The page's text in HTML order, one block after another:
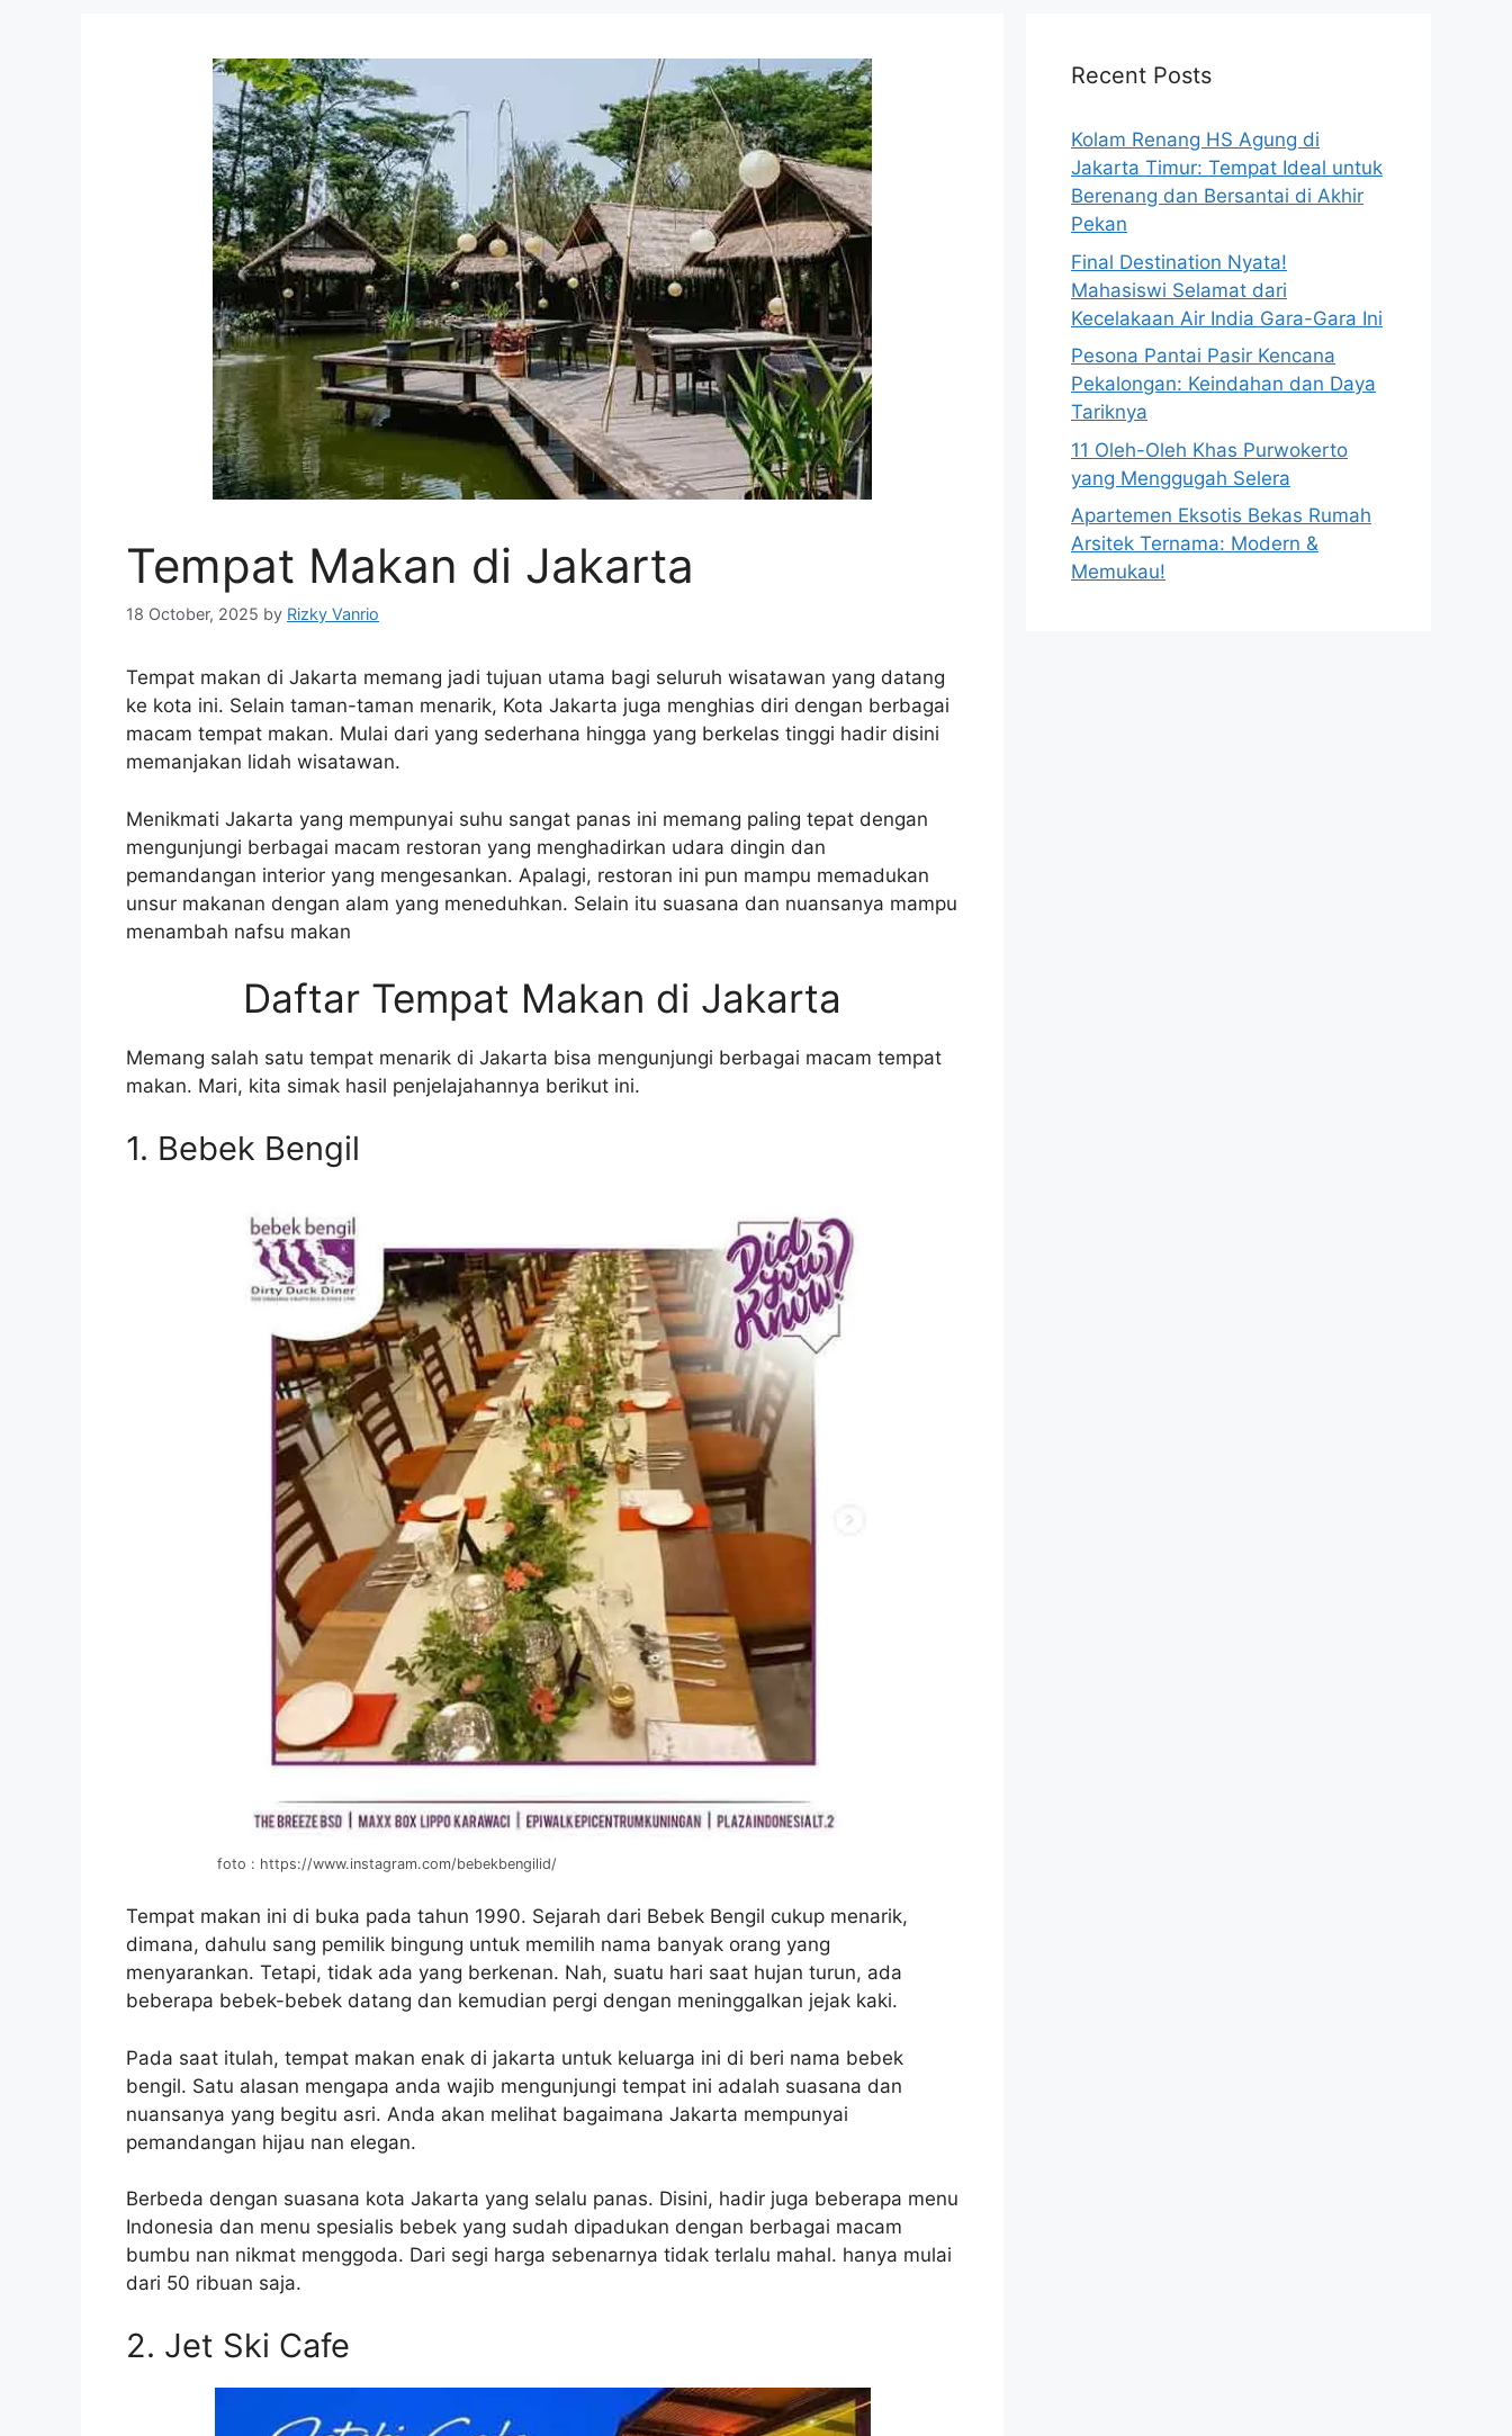
Tempat Makan di Jakarta
18 October, 2025 by Rizky Vanrio
Tempat makan di Jakarta memang jadi tujuan utama bagi seluruh wisatawan yang datang
ke kota ini. Selain taman-taman menarik, Kota Jakarta juga menghias diri dengan berbagai
macam tempat makan. Mulai dari yang sederhana hingga yang berkelas tinggi hadir disini
memanjakan lidah wisatawan.
Menikmati Jakarta yang mempunyai suhu sangat panas ini memang paling tepat dengan
mengunjungi berbagai macam restoran yang menghadirkan udara dingin dan
pemandangan interior yang mengesankan. Apalagi, restoran ini pun mampu memadukan
unsur makanan dengan alam yang meneduhkan. Selain itu suasana dan nuansanya mampu
menambah nafsu makan
Daftar Tempat Makan di Jakarta
Memang salah satu tempat menarik di Jakarta bisa mengunjungi berbagai macam tempat
makan. Mari, kita simak hasil penjelajahannya berikut ini.
1. Bebek Bengil
foto : https://www.instagram.com/bebekbengilid/
Tempat makan ini di buka pada tahun 1990. Sejarah dari Bebek Bengil cukup menarik,
dimana, dahulu sang pemilik bingung untuk memilih nama banyak orang yang
menyarankan. Tetapi, tidak ada yang berkenan. Nah, suatu hari saat hujan turun, ada
beberapa bebek-bebek datang dan kemudian pergi dengan meninggalkan jejak kaki.
Pada saat itulah, tempat makan enak di jakarta untuk keluarga ini di beri nama bebek
bengil. Satu alasan mengapa anda wajib mengunjungi tempat ini adalah suasana dan
nuansanya yang begitu asri. Anda akan melihat bagaimana Jakarta mempunyai
pemandangan hijau nan elegan.
Berbeda dengan suasana kota Jakarta yang selalu panas. Disini, hadir juga beberapa menu
Indonesia dan menu spesialis bebek yang sudah dipadukan dengan berbagai macam
bumbu nan nikmat menggoda. Dari segi harga sebenarnya tidak terlalu mahal. hanya mulai
dari 50 ribuan saja.
2. Jet Ski Cafe
Recent Posts
Kolam Renang HS Agung di
Jakarta Timur: Tempat Ideal untuk
Berenang dan Bersantai di Akhir
Pekan
Final Destination Nyata!
Mahasiswi Selamat dari
Kecelakaan Air India Gara-Gara Ini
Pesona Pantai Pasir Kencana
Pekalongan: Keindahan dan Daya
Tariknya
11 Oleh-Oleh Khas Purwokerto
yang Menggugah Selera
Apartemen Eksotis Bekas Rumah
Arsitek Ternama: Modern &
Memukau!